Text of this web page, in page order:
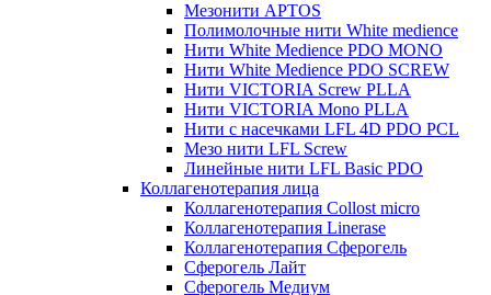
Мезонити APTOS
Полимолочные нити White medience
Нити White Medience PDO MONO
Нити White Medience PDO SCREW
Нити VICTORIA Screw PLLA
Нити VICTORIA Mono PLLA
Нити с насечками LFL 4D PDO PCL
Мезо нити LFL Screw
Линейные нити LFL Basic PDO
Коллагенотерапия лица
Коллагенотерапия Collost micro
Коллагенотерапия Linerase
Коллагенотерапия Сферогель
Сферогель Лайт
Сферогель Медиум